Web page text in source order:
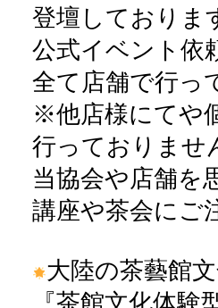
登壇しておりま
公式イベント依
全て店舗で行っ
※他店様にてや
行っておりませ
当協会や店舗を
講座や茶会にご
大陸の茶藝館
『茶館文化体験